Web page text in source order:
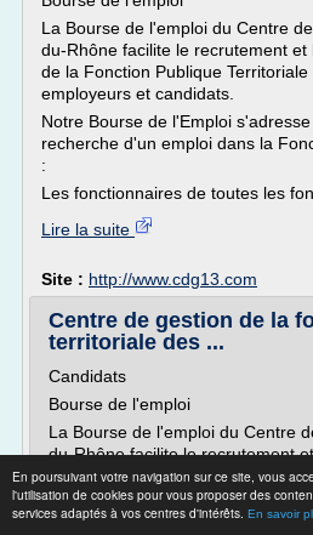
En poursuivant votre navigation sur ce site, vous
l'utilisation de cookies pour vous proposer des
services adaptés à vos centres d'intérêts. En savoir
La Bourse de l'emploi du Centre
du-Rhône facilite le recrutement
de la Fonction Publique
employeurs et candidats.
Notre Bourse de l'Emploi
recherche d'un emploi dans la
:
Les fonctionnaires de toutes les
Lire la suite
Site : http://www.cdg13.com
Centre de gestion de la
territoriale des ...
Candidats
Bourse de l'emploi
La Bourse de l'emploi du Centre
du-Rhône facilite le recrutement
de la Fonction Publique
employeurs et candidats.
Notre Bourse de l'Emploi